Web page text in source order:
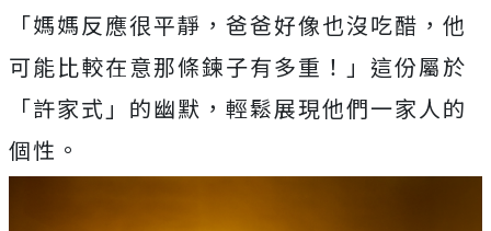
「媽媽反應很平靜，爸爸好像也沒吃醋， 他
可能比較在意那條鍊子有多重！」這份屬於
「許家式」的幽默， 輕鬆展現他們一家人的
個性。